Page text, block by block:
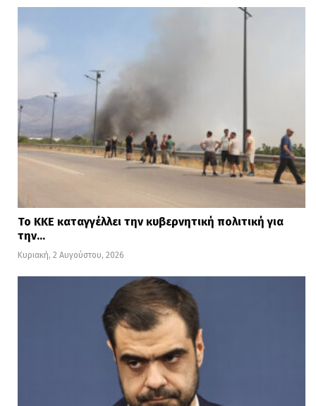
Το ΚΚΕ καταγγέλλει την κυβερνητική πολιτική για
την…
Κυριακή, 2 Αυγούστου, 2026